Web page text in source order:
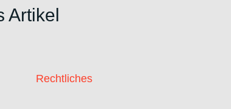
Artikel
Rechtliches